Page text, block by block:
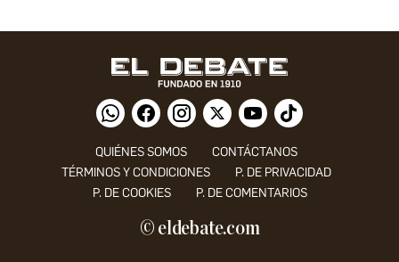
QUIÉNES SOMOS
CONTÁCTANOS
TÉRMINOS Y CONDICIONES
P. DE PRIVACIDAD
P. DE COOKIES
P. DE COMENTARIOS
© eldebate.com